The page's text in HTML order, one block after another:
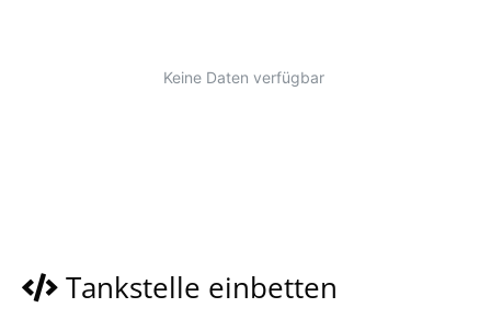
Tankstelle einbetten